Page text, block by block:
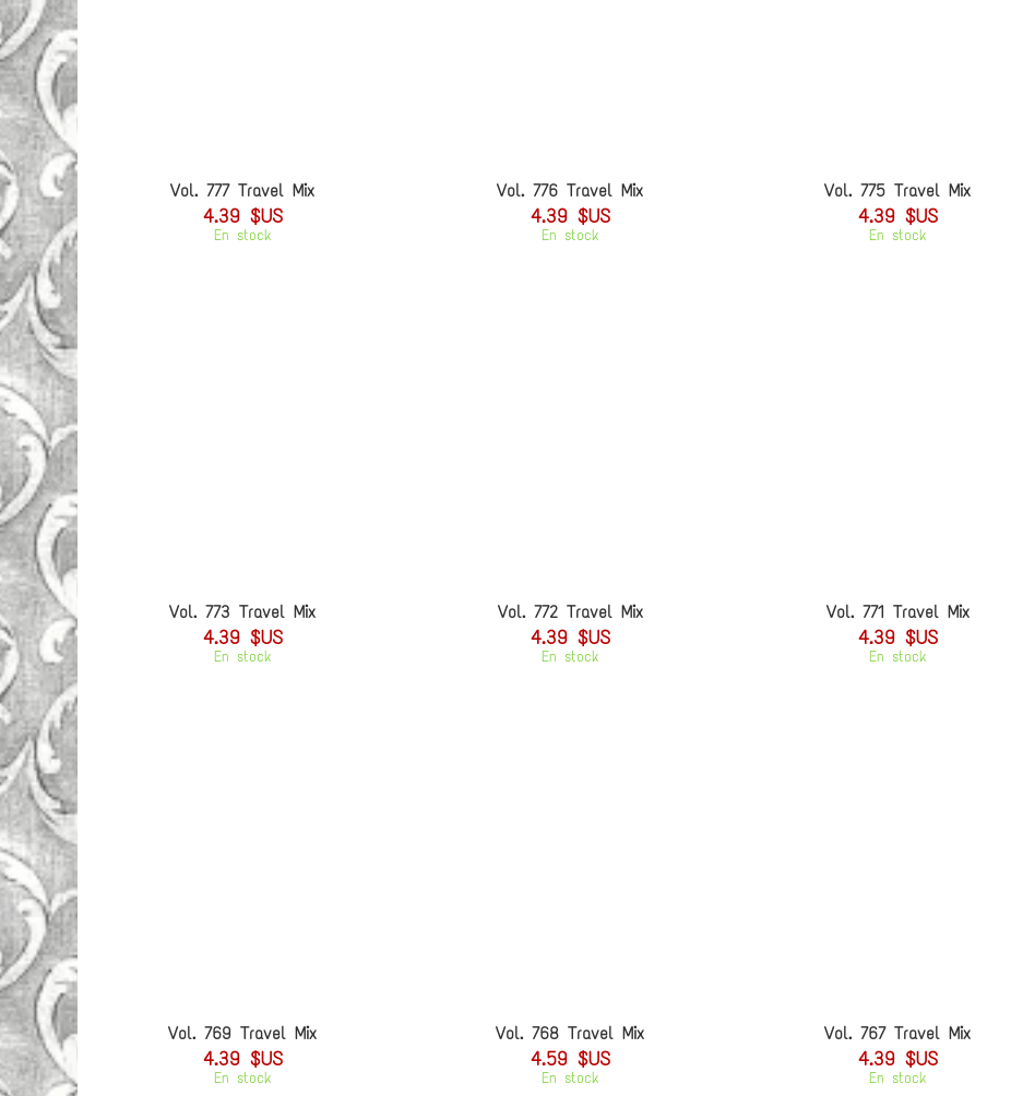
Vol. 777 Travel Mix
4.39 $US
En stock
Vol. 776 Travel Mix
4.39 $US
En stock
Vol. 775 Travel Mix
4.39 $US
En stock
Vol. 773 Travel Mix
4.39 $US
En stock
Vol. 772 Travel Mix
4.39 $US
En stock
Vol. 771 Travel Mix
4.39 $US
En stock
Vol. 769 Travel Mix
4.39 $US
En stock
Vol. 768 Travel Mix
4.59 $US
En stock
Vol. 767 Travel Mix
4.39 $US
En stock